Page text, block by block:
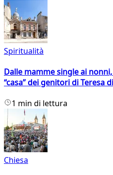
Spiritualità
Dalle mamme single ai
“casa” dei genitori di Teresa
1 min di lettura
Chiesa